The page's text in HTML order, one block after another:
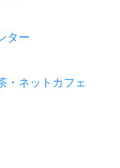
ター
・ネットカフェ